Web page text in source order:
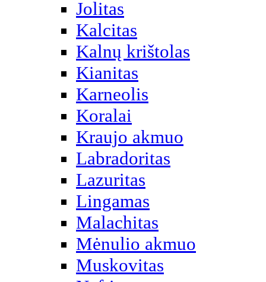
Jolitas
Kalcitas
Kalnų krištolas
Kianitas
Karneolis
Koralai
Kraujo akmuo
Labradoritas
Lazuritas
Lingamas
Malachitas
Mėnulio akmuo
Muskovitas